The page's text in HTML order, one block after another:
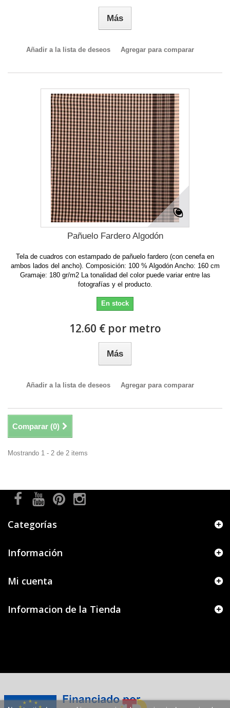
Más
Añadir a la lista de deseos Agregar para comparar
Pañuelo Fardero Algodón
Tela de cuadros con estampado de pañuelo fardero (con cenefa en
ambos lados del ancho). Composición: 100 % Algodón Ancho: 160 cm
Gramaje: 180 gr/m2 La tonalidad del color puede variar entre las
fotografías y el producto.
En stock
12.60 € por metro
Más
Añadir a la lista de deseos Agregar para comparar
Comparar (0)
Mostrando 1 - 2 de 2 items
Categorías
Información
Mi cuenta
Informacion de la Tienda